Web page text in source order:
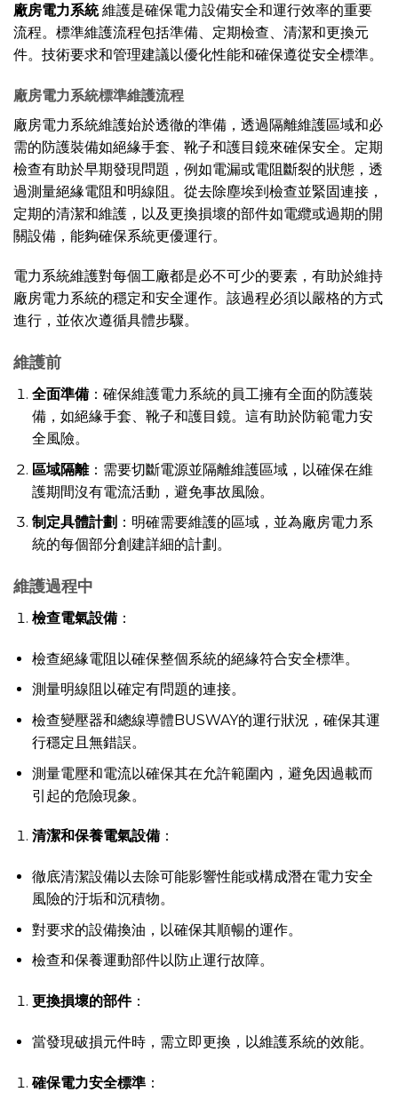
廠房電力系統維護是確保電力設備安全和運行效率的重要
流程。標準維護流程包括準備、定期檢查、清潔和更換元
件。技術要求和管理建議以優化性能和確保遵從安全標準。
廠房電力系統標準維護流程
廠房電力系統維護始於透徹的準備，透過隔離維護區域和必
需的防護裝備如絕緣手套、靴子和護目鏡來確保安全。定期
檢查有助於早期發現問題，例如電漏或電阻斷裂的狀態，透
過測量絕緣電阻和明線阻。從去除塵埃到檢查並緊固連接，
定期的清潔和維護，以及更換損壞的部件如電纜或過期的開
關設備，能夠確保系統更優運行。
電力系統維護對每個工廠都是必不可少的要素，有助於維持
廠房電力系統的穩定和安全運作。該過程必須以嚴格的方式
進行，並依次遵循具體步驟。
維護前
全面準備：確保維護電力系統的員工擁有全面的防護裝
備，如絕緣手套、靴子和護目鏡。這有助於防範電力安
全風險。
區域隔離：需要切斷電源並隔離維護區域，以確保在維
護期間沒有電流活動，避免事故風險。
制定具體計劃 ：明確需要維護的區域，並為廠房電力系
統的每個部分創建詳細的計劃。
維護過程中
檢查電氣設備：
檢查絕緣電阻以確保整個系統的絕緣符合安全標準。
測量明線阻以確定有問題的連接。
檢查變壓器和總線導體BUSWAY的運行狀況，確保其運
行穩定且無錯誤。
測量電壓和電流以確保其在允許範圍內，避免因過載而
引起的危險現象。
清潔和保養電氣設備：
徹底清潔設備以去除可能影響性能或構成潛在電力安全
風險的汙垢和沉積物。
對要求的設備換油，以確保其順暢的運作。
檢查和保養運動部件以防止運行故障。
更換損壞的部件：
當發現破損元件時，需立即更換，以維護系統的效能。
確保電力安全標準：